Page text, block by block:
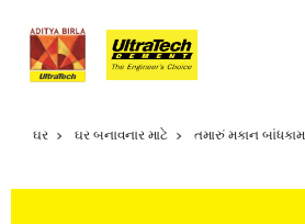
ઘર ઘર બનાવનાર માટે તમારું મકાન